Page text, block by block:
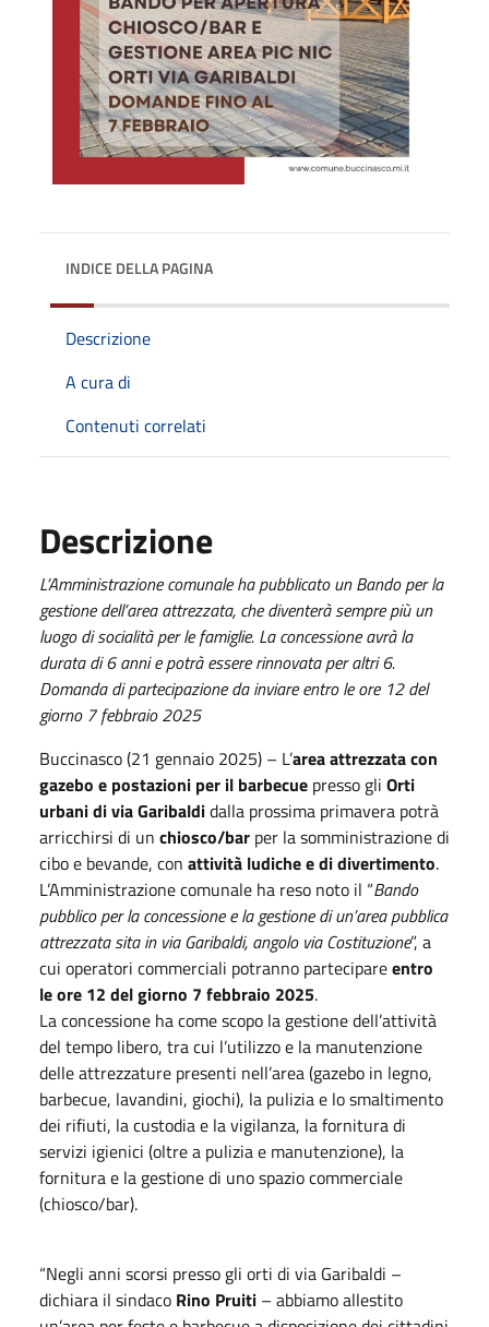
INDICE DELLA PAGINA
Descrizione
A cura di
Contenuti correlati
Descrizione
L’Amministrazione comunale ha pubblicato un Bando per la
gestione dell’area attrezzata, che diventerà sempre più un
luogo di socialità per le famiglie. La concessione avrà la
durata di 6 anni e potrà essere rinnovata per altri 6.
Domanda di partecipazione da inviare entro le ore 12 del
giorno 7 febbraio 2025
Buccinasco (21 gennaio 2025) – L’area attrezzata con
gazebo e postazioni per il barbecue presso gli Orti
urbani di via Garibaldidalla prossima primavera potrà
arricchirsi di un chiosco/bar per la somministrazione di
cibo e bevande, con attività ludiche e di divertimento.
L’Amministrazione comunale ha reso noto il “Bando
pubblico per la concessione e la gestione di un’area pubblica
attrezzata sita in via Garibaldi, angolo via Costituzione”, a
cui operatori commerciali potranno partecipareentro
le ore 12 del giorno 7 febbraio 2025.
La concessione ha come scopo la gestione dell’attività
del tempo libero, tra cui l’utilizzo e la manutenzione
delle attrezzature presenti nell’area (gazebo in legno,
barbecue, lavandini, giochi), la pulizia e lo smaltimento
dei rifiuti, la custodia e la vigilanza, la fornitura di
servizi igienici (oltre a pulizia e manutenzione), la
fornitura e la gestione di uno spazio commerciale
(chiosco/bar).
“Negli anni scorsi presso gli orti di via Garibaldi –
dichiara il sindaco Rino Pruiti – abbiamo allestito